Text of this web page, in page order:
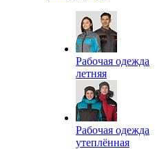
Рабочая одежда
летняя
Рабочая одежда
утеплённая